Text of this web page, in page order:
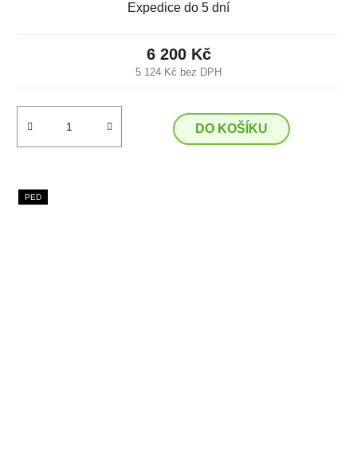
Expedice do 5 dní
5 124 Kč bez DPH
6 200 Kč
DO KOŠÍKU
PED